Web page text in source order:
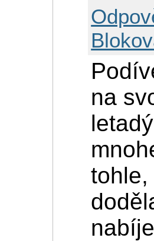
na
tohle,